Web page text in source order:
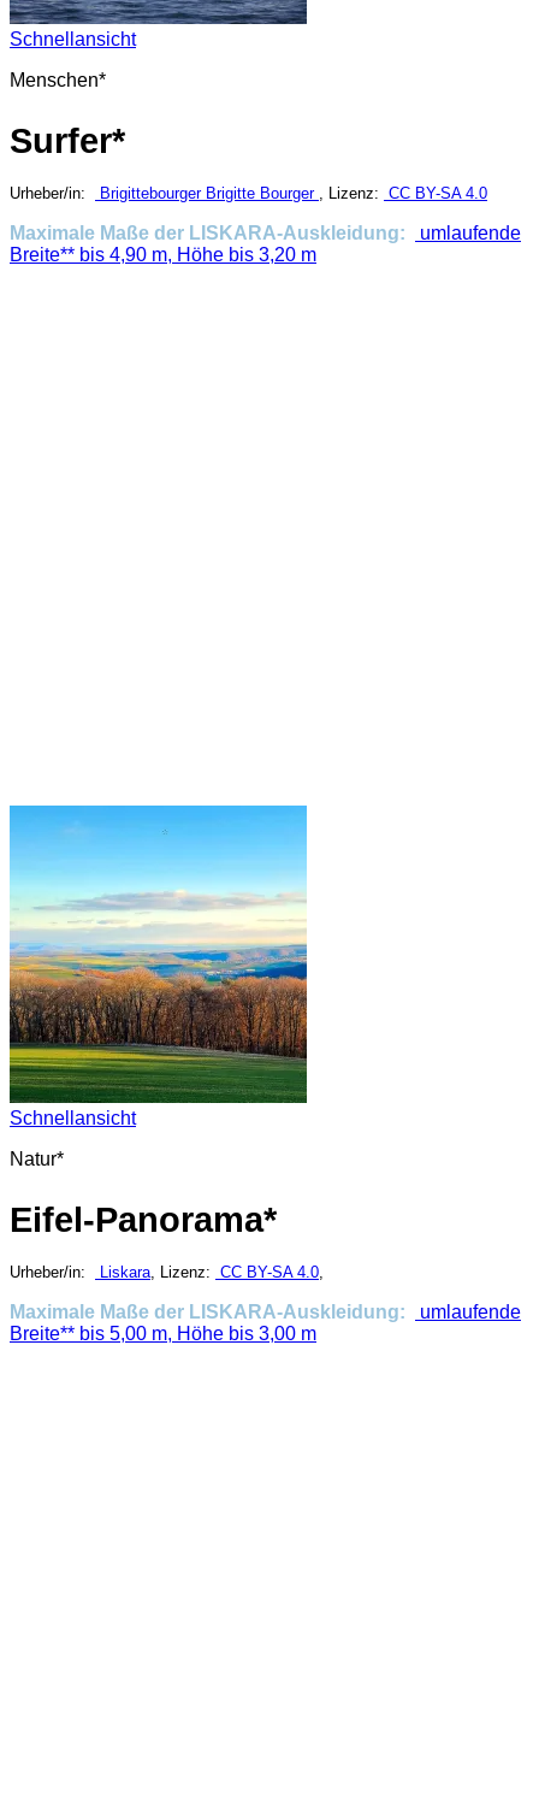
Schnellansicht
Menschen*
Surfer*
Urheber/in: Brigittebourger Brigitte Bourger , Lizenz: CC BY-SA 4.0
Maximale Maße der LISKARA-Auskleidung:
umlaufende
Breite** bis 4,90 m, Höhe bis 3,20 m
Schnellansicht
Natur*
Eifel-Panorama*
Urheber/in: Liskara , Lizenz: CC BY-SA 4.0
Maximale Maße der LISKARA-Auskleidung:
umlaufende
Breite** bis 5,00 m, Höhe bis 3,00 m